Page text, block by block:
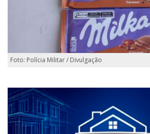
Foto: Polícia Militar / Divulgação